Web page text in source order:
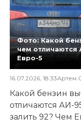
Фото: Какой
чем отличаются
Евро-5
16.07.2026, 18:33Артем
Какой бензин
отличаются АИ-
залить 92? Чем